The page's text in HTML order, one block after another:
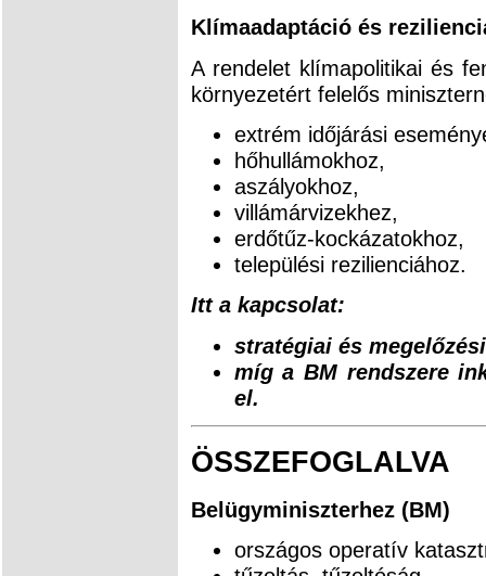
Klímaadaptáció és
A rendelet klímapolitikai és
környezetért felelős
extrém időjárási
hőhullámokhoz,
aszályokhoz,
villámárvizekhez,
erdőtűz-kockázatokhoz,
települési rezilienciához.
Itt a kapcsolat:
stratégiai és
míg a BM rendszere
el.
ÖSSZEFOGLALVA
Belügyminiszterhez (BM)
országos operatív